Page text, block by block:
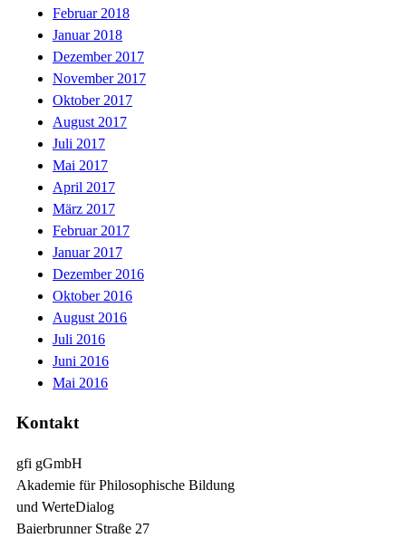
Februar 2018
Januar 2018
Dezember 2017
November 2017
Oktober 2017
August 2017
Juli 2017
Mai 2017
April 2017
März 2017
Februar 2017
Januar 2017
Dezember 2016
Oktober 2016
August 2016
Juli 2016
Juni 2016
Mai 2016
Kontakt
gfi gGmbH
Akademie für Philosophische Bildung
und WerteDialog
Baierbrunner Straße 27